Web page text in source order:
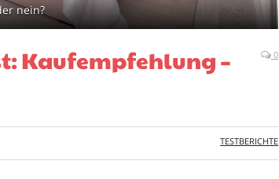
nein?
Kaufempfehlung –
0
TESTBERICHTE